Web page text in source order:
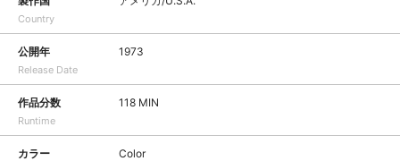
Country
公開年
Release Date
1973
作品分数
Runtime
118 MIN
カラー Color